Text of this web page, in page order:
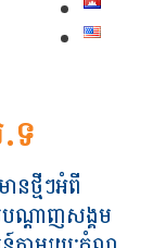
ទ
នថ្មីៗអំពី
ណ្តាញសង្គម